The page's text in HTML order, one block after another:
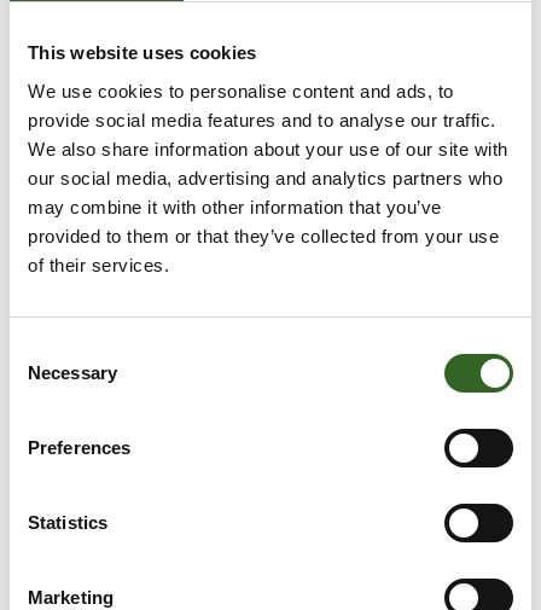
This website uses cookies
We use cookies to personalise content and ads, to
provide social media features and to analyse our traffic.
We also share information about your use of our site with
our social media, advertising and analytics partners who
may combine it with other information that you’ve
provided to them or that they’ve collected from your use
of their services.
Selection
Necessary
Preferences
Statistics
Marketing
PALVELUNUMERO
Palvelemme arkisin puhelimitse p. 017 368 0152 (klo 9–
15).
MAKSUNEUVONTA
hoitaa Ropo Oy. Ota yhteyttä Ropo Oy:n
asiakaspalveluun puhelimitse 09 2315 0445 tai MyRopo
kysymyksiin. Chatbot on käytettävissä ympäri